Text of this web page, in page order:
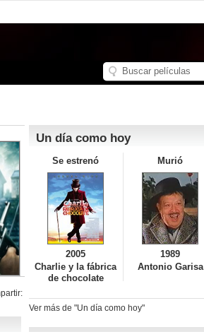
Un día como hoy
Se estrenó
2005
Charlie y la fábrica
de chocolate
Murió
1989
Antonio Garisa
Ver más de "Un día como hoy"